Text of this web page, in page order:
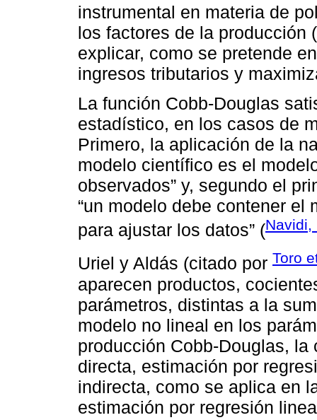
instrumental en materia de
los factores de la producción
explicar, como se pretende
ingresos tributarios y
La función Cobb-Douglas
estadístico, en los casos de
Primero, la aplicación de la
modelo científico es el
observados” y, segundo el
“un modelo debe contener el
para ajustar los datos” (Navidi,
Uriel y Aldás (citado por Toro
aparecen productos,
parámetros, distintas a la
modelo no lineal en los
producción Cobb-Douglas,
directa, estimación por
indirecta, como se aplica en
estimación por regresión